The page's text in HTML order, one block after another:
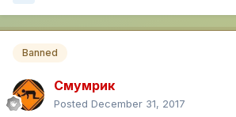
Banned
Смумрик
Posted December 31, 2017